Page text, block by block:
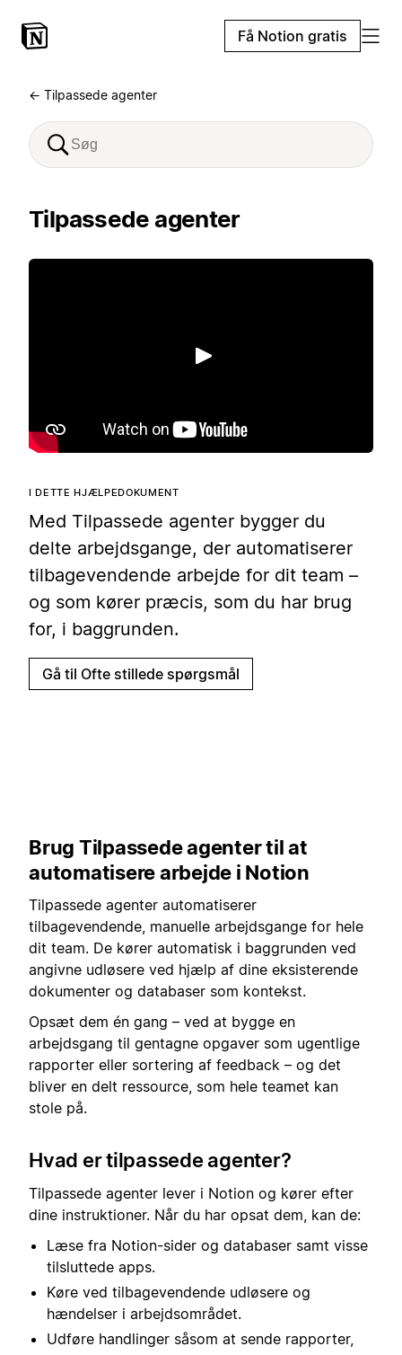
Få Notion gratis
← Tilpassede agenter
Tilpassede agenter
Afspil
I DETTE HJÆLPEDOKUMENT
Med Tilpassede agenter bygger du
delte arbejdsgange, der automatiserer
tilbagevendende arbejde for dit team –
og som kører præcis, som du har brug
for, i baggrunden.
Gå til Ofte stillede spørgsmål
Brug Tilpassede agenter til at
automatisere arbejde i Notion
Tilpassede agenter automatiserer
tilbagevendende, manuelle arbejdsgange for hele
dit team. De kører automatisk i baggrunden ved
angivne udløsere ved hjælp af dine eksisterende
dokumenter og databaser som kontekst.
Opsæt dem én gang – ved at bygge en
arbejdsgang til gentagne opgaver som ugentlige
rapporter eller sortering af feedback – og det
bliver en delt ressource, som hele teamet kan
stole på.
Hvad er tilpassede agenter?
Tilpassede agenter lever i Notion og kører efter
dine instruktioner. Når du har opsat dem, kan de:
Læse fra Notion-sider og databaser samt visse
tilsluttede apps.
Køre ved tilbagevendende udløsere og
hændelser i arbejdsområdet.
Udføre handlinger såsom at sende rapporter,